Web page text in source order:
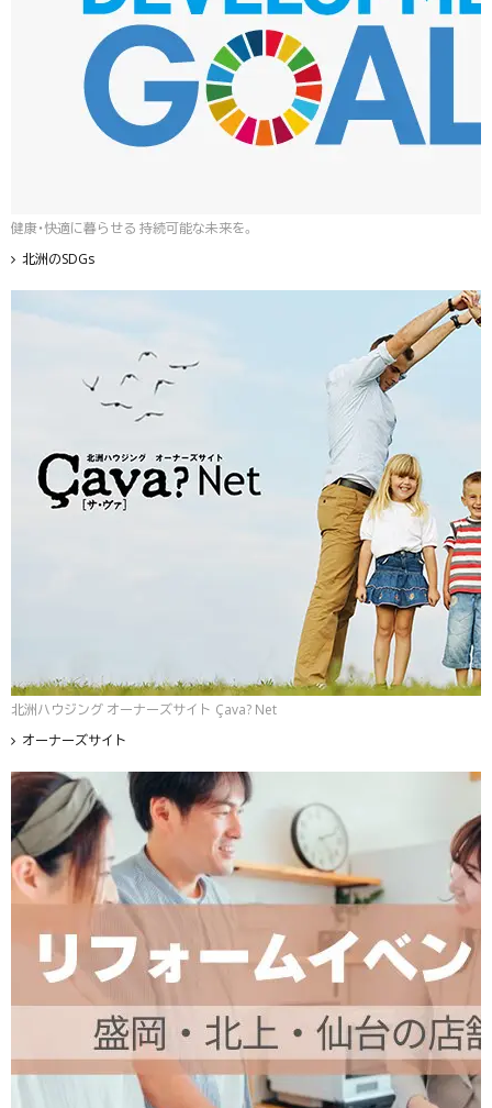
健康・快適に暮らせる 持続可能な未来を。
北洲のSDGs
北洲ハウジング オーナーズサイト Çava? Net
オーナーズサイト